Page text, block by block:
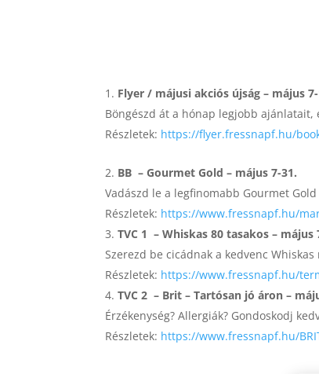
Flyer / májusi akciós újság – május
Böngészd át a hónap legjobb ajánlatait,
Részletek: https://flyer.fressnapf.hu/
BB – Gourmet Gold – május 7-31.
Vadászd le a legfinomabb Gourmet
Részletek: https://www.fressnapf.hu/
TVC 1 – Whiskas 80 tasakos – május
Szerezd be cicádnak a kedvenc
Részletek: https://www.fressnapf.hu/
TVC 2 – Brit – Tartósan jó áron –
Érzékenység? Allergiák? Gondoskodj
Részletek: https://www.fressnapf.hu/